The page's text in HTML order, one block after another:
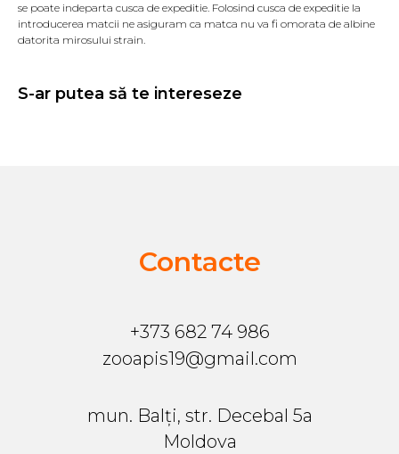
se poate indeparta cusca de expeditie. Folosind cusca de expeditie la
introducerea matcii ne asiguram ca matca nu va fi omorata de albine
datorita mirosului strain.
S-ar putea să te intereseze
Contacte
+373 682 74 986
zooapis19@gmail.com
mun. Balți, str. Decebal 5a
Moldova